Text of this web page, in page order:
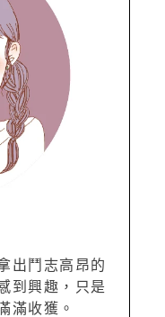
出鬥志高昂的
到興趣，只是
滿收獲。